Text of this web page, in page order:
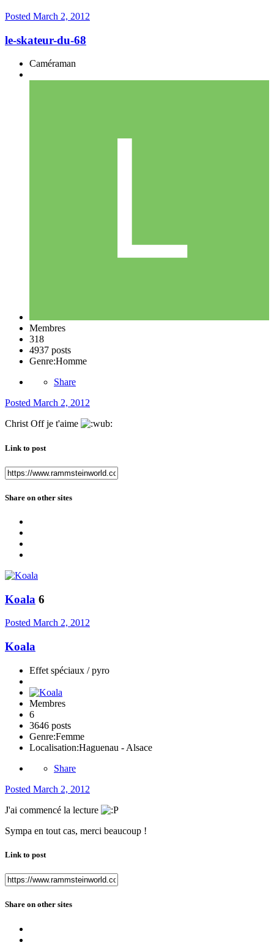
Posted March 2, 2012
le-skateur-du-68
Caméraman
Membres
318
4937 posts
Genre:Homme
Share
Posted March 2, 2012
Christ Off je t'aime
Link to post
Share on other sites
Koala 6
Posted March 2, 2012
Koala
Effet spéciaux / pyro
Membres
6
3646 posts
Genre:Femme
Localisation:Haguenau - Alsace
Share
Posted March 2, 2012
J'ai commencé la lecture
Sympa en tout cas, merci beaucoup !
Link to post
Share on other sites